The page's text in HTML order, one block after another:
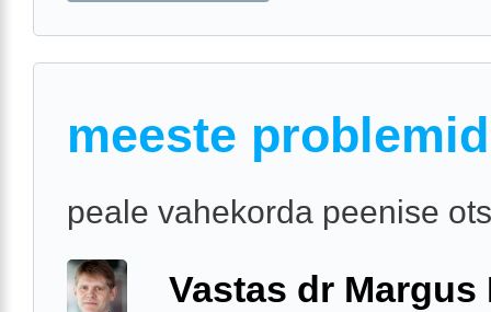
meeste problemid
peale vahekorda peenise
Vastas dr Margus